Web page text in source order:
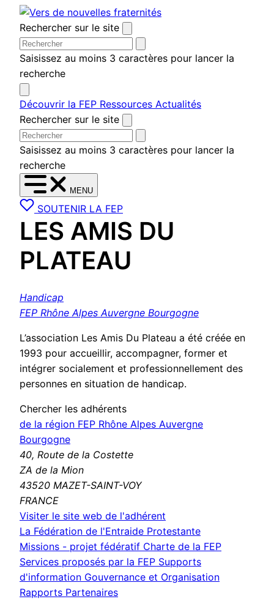
Aller
au
contenu
Rechercher sur le site
Saisissez au moins 3 caractères pour lancer la
recherche
Découvrir la FEP Ressources Actualités
Rechercher sur le site
Saisissez au moins 3 caractères pour lancer la
recherche
MENU
SOUTENIR LA FEP
LES AMIS DU
PLATEAU
Handicap
FEP Rhône Alpes Auvergne Bourgogne
L’association Les Amis Du Plateau a été créée en
1993 pour accueillir, accompagner, former et
intégrer socialement et professionnellement des
personnes en situation de handicap.
Chercher les adhérents
de la région FEP Rhône Alpes Auvergne
Bourgogne
40, Route de la Costette
ZA de la Mion
43520 MAZET-SAINT-VOY
FRANCE
Visiter le site web de l'adhérent
fenêtre)
La Fédération de l'Entraide Protestante
Missions - projet fédératif Charte de la FEP
Services proposés par la FEP Supports
d'information Gouvernance et Organisation
Rapports Partenaires